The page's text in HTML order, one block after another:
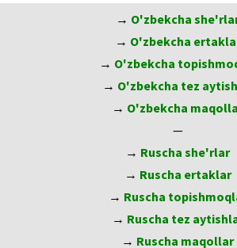
→ O'zbekcha
→ O'zbekcha
→ O'zbekcha
→ O'zbekcha tez
→ O'zbekcha
—
→ Ruscha she'rlar
→ Ruscha ertaklar
→ Ruscha
→ Ruscha tez
→ Ruscha maqollar